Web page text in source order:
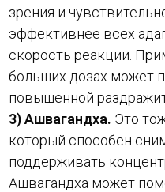
зрения и
эффективнее всех
скорость реакции.
больших дозах может
повышенной
3) Ашвагандха. Это
который способен
поддерживать
Ашвагандха может